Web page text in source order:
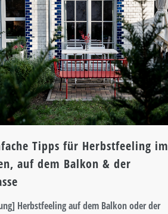
Tipps für Herbstfeeling im
auf dem Balkon & der
Herbstfeeling auf dem Balkon oder der